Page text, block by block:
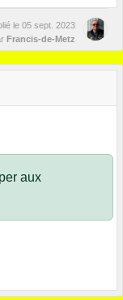
le 05 sept. 2023
Francis-de-Metz
aux